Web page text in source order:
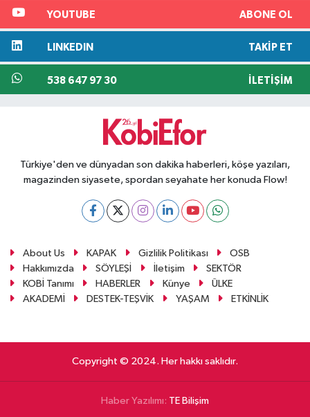
YOUTUBE ABONE OL
LINKEDIN TAKIP ET
538 647 97 30 İLETIŞIM
Türkiye'den ve dünyadan son dakika haberleri, köşe yazıları,
magazinden siyasete, spordan seyahate her konuda Flow!
About Us KAPAK Gizlilik Politikası
OSB
Hakkımızda
SÖYLEŞİ İletişim
SEKTÖR
KOBİ Tanımı
HABERLER Künye
ÜLKE
AKADEMİ
DESTEK-TEŞVİK YAŞAM ETKİNLİK
Copyright © 2024. Her hakkı saklıdır.
Haber Yazılımı: TE Bilişim